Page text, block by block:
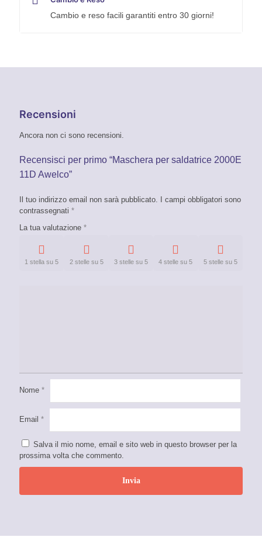
Cambio e reso facili garantiti entro 30 giorni!
Recensioni
Ancora non ci sono recensioni.
Recensisci per primo “Maschera per saldatrice 2000E
11D Awelco”
Il tuo indirizzo email non sarà pubblicato.
I campi obbligatori sono
contrassegnati *
La tua valutazione *
1 stella su 5 2 stelle su 5 3 stelle su 5 4 stelle su 5 5 stelle su 5
Nome *
Email *
Salva il mio nome, email e sito web in questo browser per la
prossima volta che commento.